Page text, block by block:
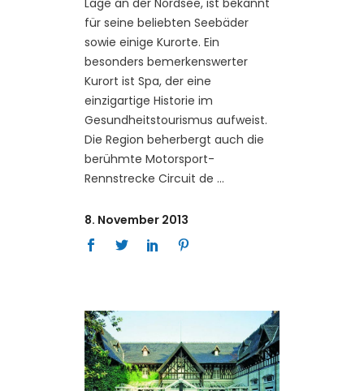
für seine beliebten Seebäder
sowie einige Kurorte. Ein
besonders bemerkenswerter
Kurort ist Spa, der eine
einzigartige Historie im
Gesundheitstourismus aufweist.
Die Region beherbergt auch die
berühmte Motorsport-
Rennstrecke Circuit de
8. November 2013